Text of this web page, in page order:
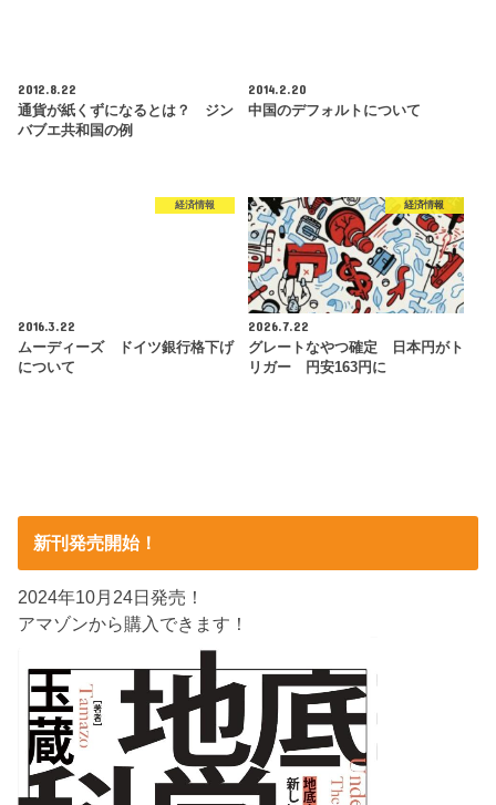
2012.8.22
通貨が紙くずになるとは？ ジン
バブエ共和国の例
2014.2.20
中国のデフォルトについて
経済情報
2016.3.22
ムーディーズ ドイツ銀行格下げ
について
経済情報
2026.7.22
グレートなやつ確定 日本円がト
リガー 円安163円に
新刊発売開始！
2024年10月24日発売！
アマゾンから購入できます！